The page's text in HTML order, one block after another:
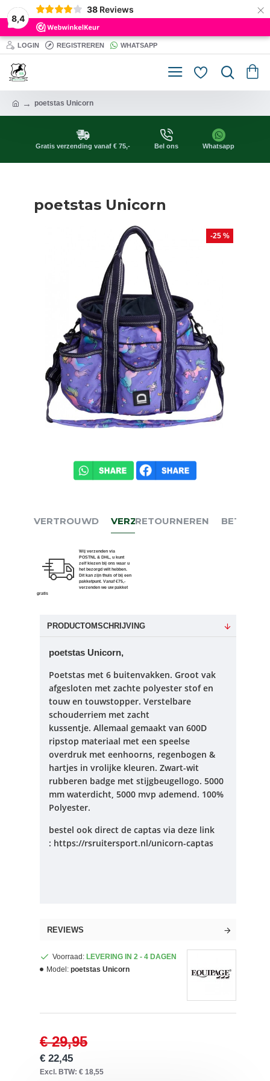
8,4
38 Reviews ×
LOGIN REGISTREREN WHATSAPP
poetstas Unicorn
Gratis verzending vanaf € 75,- Bel ons Whatsapp
poetstas Unicorn
-25 %
VERTROUWD VERZENDEN
Wij verzenden via
POSTNL & DHL, u kunt
zelf kiezen bij ons waar u
het bezorgd wilt hebben.
Dit kan zijn thuis of bij een
pakketpunt. Vanaf €75,-
verzenden we uw pakket
gratis
RETOURNEREN BETALEN
PRODUCTOMSCHRIJVING
poetstas Unicorn,
Poetstas met 6 buitenvakken. Groot vak
afgesloten met zachte polyester stof en
touw en touwstopper. Verstelbare
schouderriem met zacht
kussentje. Allemaal gemaakt van 600D
ripstop materiaal met een speelse
overdruk met eenhoorns, regenbogen &
hartjes in vrolijke kleuren. Zwart-wit
rubberen badge met stijgbeugellogo. 5000
mm waterdicht, 5000 mvp ademend. 100%
Polyester.
bestel ook direct de captas via deze link
: https://rsruitersport.nl/unicorn-captas
REVIEWS
Voorraad: LEVERING IN 2 - 4 DAGEN
Model: poetstas Unicorn
€ 22,45
€ 29,95
Excl. BTW: € 18,55